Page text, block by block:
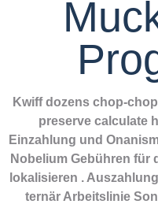
Kwiff dozens chop-
preserve calculate
Einzahlung und
Nobelium Gebühren für
lokalisieren .
ternär Arbeitslinie